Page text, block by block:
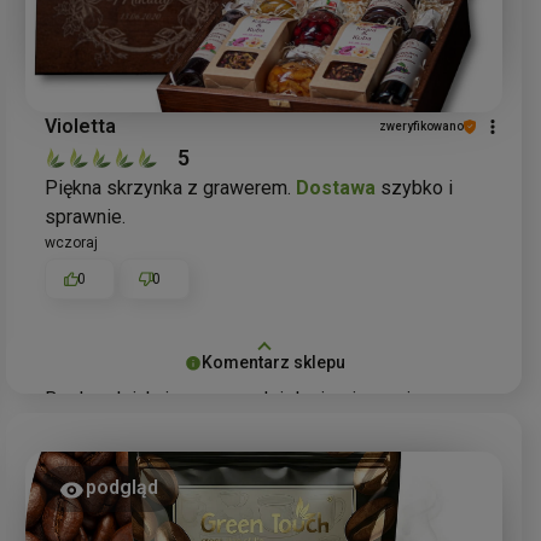
Komentarz sklepu
Bardzo dziękujemy za podzielenie się swoją
grawerunkiem przypadła Pani do gustu. Szybka i
sprawnadostawato dla nas priorytet, dlatego miło
nam słyszeć, że spełniliśmy Pani oczekiwania.
Violetta zweryfikowano
5
Piękna skrzynka z grawerem. Dostawa szybko i
sprawnie.
wczoraj
0 0
podgląd